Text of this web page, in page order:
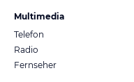
Multimedia
Telefon
Radio
Fernseher